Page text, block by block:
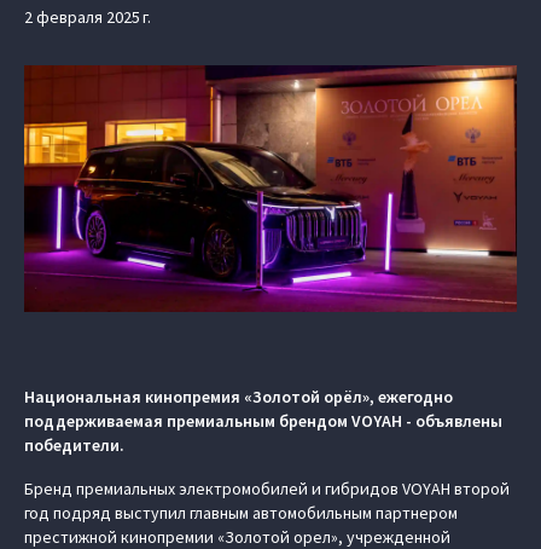
2 февраля 2025 г.
Национальная кинопремия «Золотой орёл», ежегодно
поддерживаемая премиальным брендом VOYAH - объявлены
победители.
Бренд премиальных электромобилей и гибридов VOYAH второй
год подряд выступил главным автомобильным партнером
престижной кинопремии «Золотой орел», учрежденной